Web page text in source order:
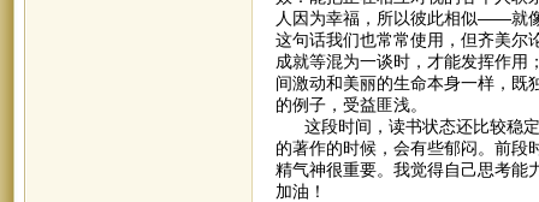
人因为幸福，所以彼此相似——就
这句话我们也常常使用，但齐美尔
成就等混为一谈时，才能发挥作用
间激动和美丽的生命本身一样，既
的例子，受益匪浅。
这段时间，读书状态还比较稳定
的著作的时候，会有些郁闷。前段
精气神很重要。我觉得自己思考能
加油！